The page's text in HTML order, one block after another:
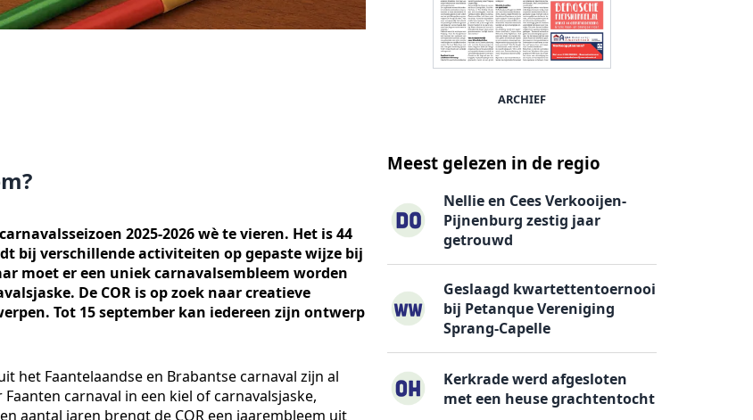
2025-2026 wè te vieren. Het is 44
bij verschillende activiteiten op gepaste wijze bij
moet er een uniek carnavalsembleem worden
De COR is op zoek naar creatieve
Tot 15 september kan iedereen zijn ontwerp
het Faantelaandse en Brabantse carnaval zijn al
carnaval in een kiel of carnavalsjaske,
aantal jaren brengt de COR een jaarembleem uit
ARCHIEF
Meest gelezen in de regio
Nellie en Cees Verkooijen-
Pijnenburg zestig jaar
getrouwd
Geslaagd kwartettentoernooi
bij Petanque Vereniging
Sprang-Capelle
Kerkrade werd afgesloten
met een heuse grachtentocht